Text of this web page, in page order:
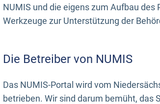
NUMIS und die eigens zum Aufbau
Werkzeuge zur Unterstützung der
Die Betreiber von NUMIS
Das NUMIS-Portal wird vom
betrieben. Wir sind darum bemüht, das